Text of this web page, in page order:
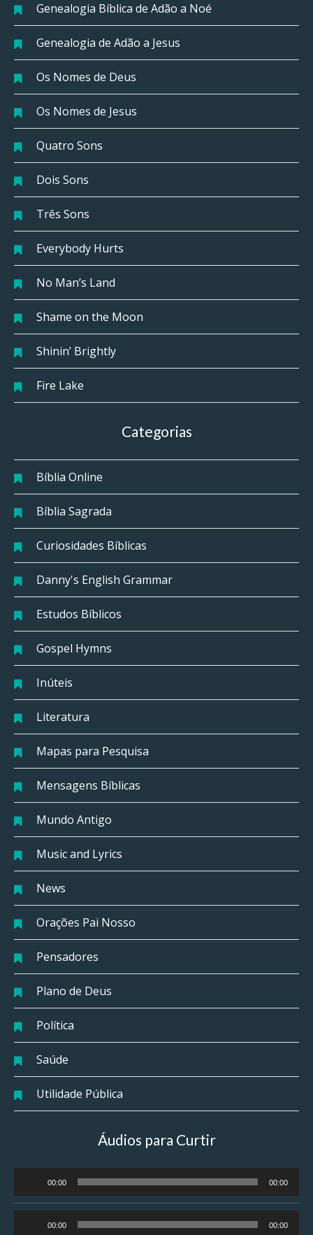
Genealogia Bíblica de Adão a Noé
Genealogia de Adão a Jesus
Os Nomes de Deus
Os Nomes de Jesus
Quatro Sons
Dois Sons
Três Sons
Everybody Hurts
No Man’s Land
Shame on the Moon
Shinin’ Brightly
Fire Lake
Categorias
Bíblia Online
Bíblia Sagrada
Curiosidades Bíblicas
Danny's English Grammar
Estudos Bíblicos
Gospel Hymns
Inúteis
Literatura
Mapas para Pesquisa
Mensagens Bíblicas
Mundo Antigo
Music and Lyrics
News
Orações Pai Nosso
Pensadores
Plano de Deus
Política
Saúde
Utilidade Pública
Áudios para Curtir
de
áudio
00:00 00:00
00:00 00:00